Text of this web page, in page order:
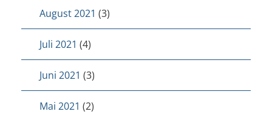
August 2021 (3)
Juli 2021 (4)
Juni 2021 (3)
Mai 2021 (2)